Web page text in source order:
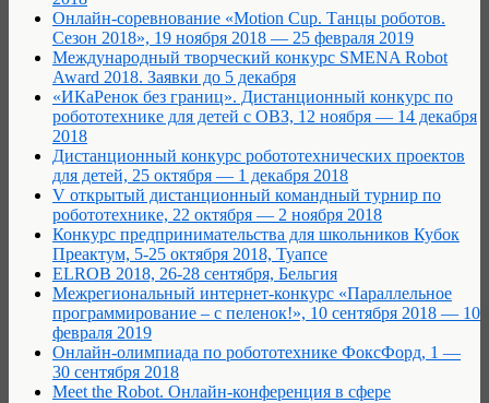
Онлайн-соревнование «Motion Cup. Танцы роботов.
Сезон 2018», 19 ноября 2018 — 25 февраля 2019
Международный творческий конкурс SMENA Robot
Award 2018. Заявки до 5 декабря
«ИКаРенок без границ». Дистанционный конкурс по
робототехнике для детей с ОВЗ, 12 ноября — 14 декабря
2018
Дистанционный конкурс робототехнических проектов
для детей, 25 октября — 1 декабря 2018
V открытый дистанционный командный турнир по
робототехнике, 22 октября — 2 ноября 2018
Конкурс предпринимательства для школьников Кубок
Преактум, 5-25 октября 2018, Туапсе
ELROB 2018, 26-28 сентября, Бельгия
Межрегиональный интернет-конкурс «Параллельное
программирование – с пеленок!», 10 сентября 2018 — 10
февраля 2019
Онлайн-олимпиада по робототехнике ФоксФорд, 1 —
30 сентября 2018
Meet the Robot. Онлайн-конференция в сфере